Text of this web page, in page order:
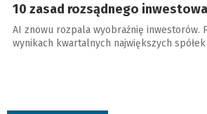
10 zasad rozsądnego
AI znowu rozpala wyobraźnię inwestorów.
wynikach kwartalnych największych